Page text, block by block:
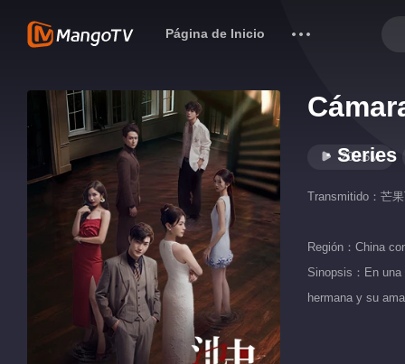
Página de Inicio
· Series
209.5M
Transmitido： 芒
Región： China
Sinopsis：En
hermana y su